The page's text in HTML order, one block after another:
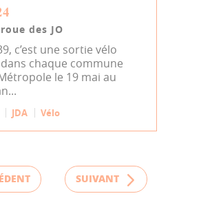
des JO
c’est une sortie vélo
chaque commune
le 19 mai au
JDA Vélo
SUIVANT